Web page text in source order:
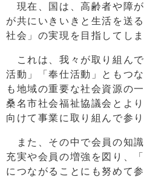
現在、国は、高齢者や障
が共にいきいきと生活を送
社会」の実現を目指してしま
これは、我々が取り組ん
活動」「奉仕活動」ともつ
も地域の重要な社会資源の
桑名市社会福祉協議会とよ
向けて事業に取り組んで参り
また、その中で会員の知
充実や会員の増強を図り、
につながることにも努めて参